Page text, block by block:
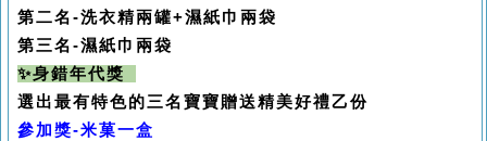
第二名-洗衣精兩罐+濕紙巾兩袋
第三名-濕紙巾兩袋
✨身錯年代獎
選出最有特色的三名寶寶贈送精美好禮乙份
參加獎-米菓一盒